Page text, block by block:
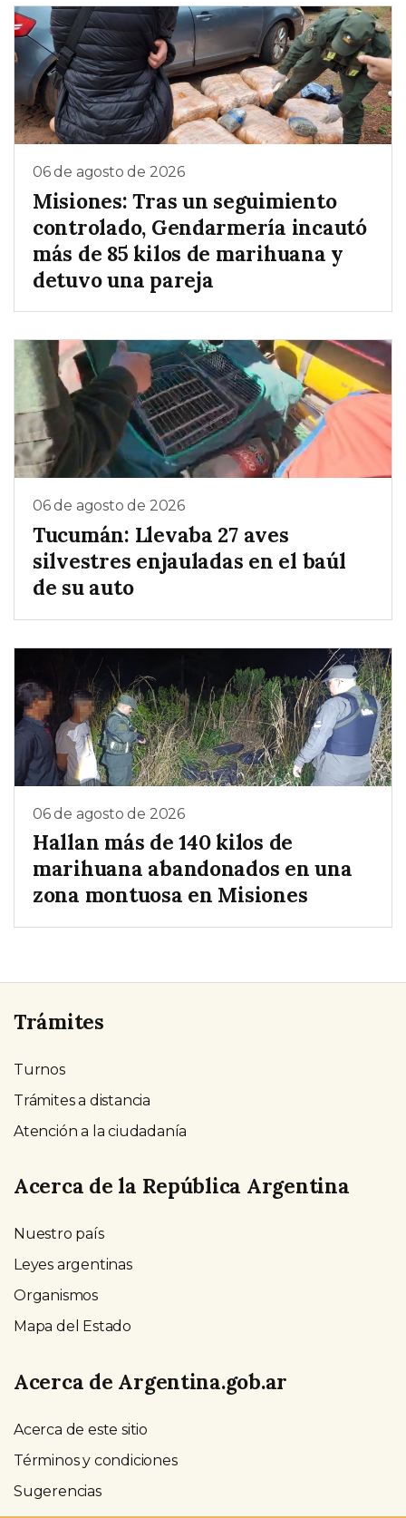
06 de agosto de 2026
Misiones: Tras un seguimiento
controlado, Gendarmería incautó
más de 85 kilos de marihuana y
detuvo una pareja
06 de agosto de 2026
Tucumán: Llevaba 27 aves
silvestres enjauladas en el baúl
de su auto
06 de agosto de 2026
Hallan más de 140 kilos de
marihuana abandonados en una
zona montuosa en Misiones
Trámites
Turnos
Trámites a distancia
Atención a la ciudadanía
Acerca de la República Argentina
Nuestro país
Leyes argentinas
Organismos
Mapa del Estado
Acerca de Argentina.gob.ar
Acerca de este sitio
Términos y condiciones
Sugerencias